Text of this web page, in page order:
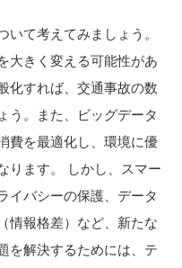
て考えてみましょう。
大きく変える可能性があ
化すれば、交通事故の数
う。また、ビッグデータ
費を最適化し、環境に優
ります。 しかし、スマー
イバシーの保護、データ
情報格差）など、新たな
を解決するためには、テ